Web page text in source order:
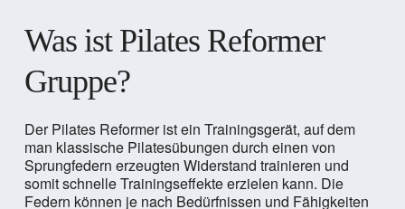
Was ist Pilates Reformer
Gruppe?
Der Pilates Reformer ist ein Trainingsgerät, auf dem
man klassische Pilatesübungen durch einen von
Sprungfedern erzeugten Widerstand trainieren und
somit schnelle Trainingseffekte erzielen kann. Die
Federn können je nach Bedürfnissen und Fähigkeiten